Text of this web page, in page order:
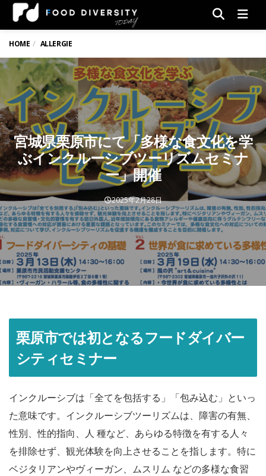
HOME ALLERGIE
宮城県栗原市にて「多様な食文化を学
ぶインクルーシブツーリズムセミナ
ー」開催
2025年2月28日
栗原市では初となるフードダイバー
シティセミナー
インクルーシブは「全てを包括する」「包み込む」といっ
た意味です。インクルーシブツーリズムは、障害の有無、
性別、性的指向、人 種など、あらゆる特徴を有する人々
を排除せず、観光体験を向上させることを指します。特に
ベジタリアンやヴィーガン、ムスリム などの多様な食習